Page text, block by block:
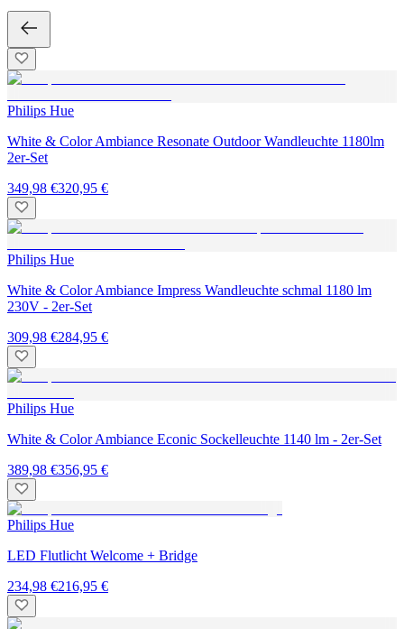
Philips Hue
White & Color Ambiance Resonate Outdoor Wandleuchte 1180lm
2er-Set
349,98 €320,95 €
Philips Hue
White & Color Ambiance Impress Wandleuchte schmal 1180 lm
230V - 2er-Set
309,98 €284,95 €
Philips Hue
White & Color Ambiance Econic Sockelleuchte 1140 lm - 2er-Set
389,98 €356,95 €
Philips Hue
LED Flutlicht Welcome + Bridge
234,98 €216,95 €